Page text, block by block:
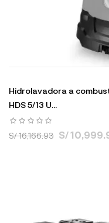
Hidrolavadora a
HDS 5/13 U...
S/ 16,166.93 S/